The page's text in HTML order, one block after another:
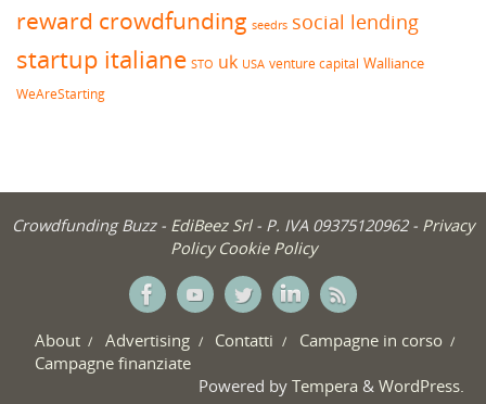
reward crowdfunding seedrs social lending
startup italiane STO uk USA venture capital Walliance
WeAreStarting
Crowdfunding Buzz - EdiBeez Srl - P. IVA 09375120962 - Privacy
Policy Cookie Policy
About Advertising Contatti
Campagne in corso
Campagne finanziate
Powered by Tempera & WordPress.